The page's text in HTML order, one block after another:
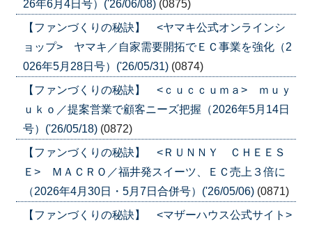
26年6月4日号）('26/06/08) (0875)
【ファンづくりの秘訣】 <ヤマキ公式オンラインシ
ョップ> ヤマキ／自家需要開拓でＥＣ事業を強化（2
026年5月28日号）('26/05/31) (0874)
【ファンづくりの秘訣】 <ｃｕｃｃｕｍａ> ｍｕｙ
ｕｋｏ／提案営業で顧客ニーズ把握（2026年5月14日
号）('26/05/18) (0872)
【ファンづくりの秘訣】 <ＲＵＮＮＹ ＣＨＥＥＳ
Ｅ> ＭＡＣＲＯ／福井発スイーツ、ＥＣ売上３倍に
（2026年4月30日・5月7日合併号）('26/05/06) (0871)
【ファンづくりの秘訣】 <マザーハウス公式サイト>